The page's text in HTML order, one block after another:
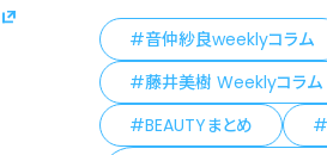
音仲紗良weeklyコラム
藤井美樹 Weeklyコラム
BEAUTYまとめ